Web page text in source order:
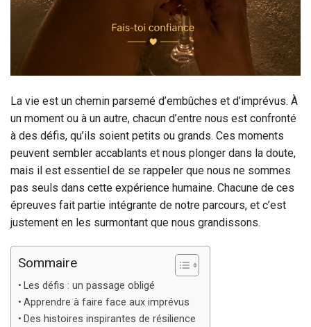
La vie est un chemin parsemé d’embûches et d’imprévus. À
un moment ou à un autre, chacun d’entre nous est confronté
à des défis, qu’ils soient petits ou grands. Ces moments
peuvent sembler accablants et nous plonger dans la doute,
mais il est essentiel de se rappeler que nous ne sommes
pas seuls dans cette expérience humaine. Chacune de ces
épreuves fait partie intégrante de notre parcours, et c’est
justement en les surmontant que nous grandissons.
Sommaire
Les défis : un passage obligé
Apprendre à faire face aux imprévus
Des histoires inspirantes de résilience